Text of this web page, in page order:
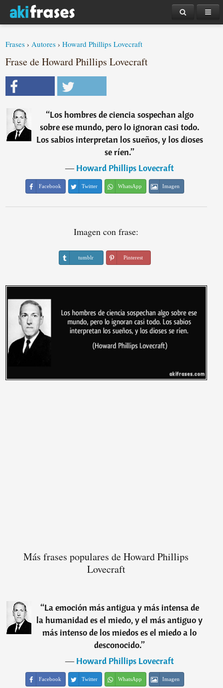
Frases ›Autores ›Howard Phillips Lovecraft
Frase de Howard Phillips Lovecraft
“Los hombres de ciencia sospechan algo
sobre ese mundo, pero lo ignoran casi todo.
Los sabios interpretan los sueños, y los dioses
se ríen.”
―Howard Phillips Lovecraft
Facebook Twitter WhatsApp Imagen
Imagen con frase:
tumblr Pinterest
Más frases populares de Howard Phillips
Lovecraft
“La emoción más antigua y más intensa de
la humanidad es el miedo, y el más antiguo y
más intenso de los miedos es el miedo a lo
desconocido.”
―Howard Phillips Lovecraft
Facebook Twitter WhatsApp Imagen